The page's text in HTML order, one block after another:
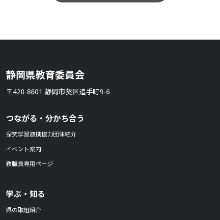
静岡県教育委員会
〒420-8601 静岡市葵区追手町9-6
つながる・分かち合う
探究学習連携協力団体紹介
イベント案内
教職員専用ページ
学ぶ・知る
県の取組紹介